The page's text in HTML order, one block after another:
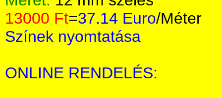
13000 Ft=37.14 Euro/Méter
Színek nyomtatása
ONLINE RENDELÉS: